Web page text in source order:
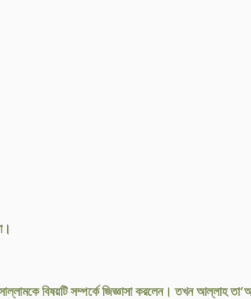
বিষয়টি সম্পর্কে জিজ্ঞাসা করলেন। তখন আল্লাহ